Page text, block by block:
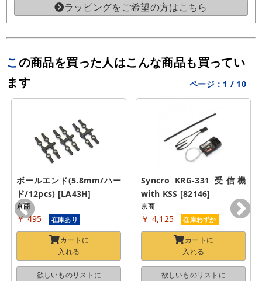
ラッピングをご希望の方はこちら
この商品を買った人はこんな商品も買ってい
ます
ページ： 1 / 10
ボールエンド(5.8mm/ハー
ド/12pcs) [LA43H]
京商
￥ 495 在庫あり
カートに
入れる
欲しいものリストに
Syncro KRG-331 受信機
with KSS [82146]
京商
￥ 4,125 在庫わずか
カートに
入れる
欲しいものリストに